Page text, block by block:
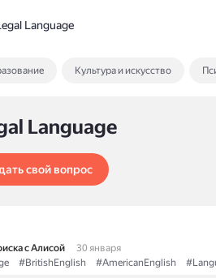
Language
Культура и искусство
Language
свой вопрос
с Алисой
30 января
#BritishEnglish #AmericanEnglish